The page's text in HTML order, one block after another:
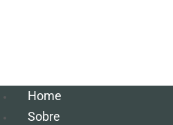
Home
Sobre